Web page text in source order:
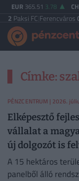
EUR 365.51 3.78
Paksi FC| Ferencváros0-0
Címke:
PÉNZCENTRUM | 2026.
Elképesztő
vállalat a
új dolgozót is
A 15 hektáros
panelből álló